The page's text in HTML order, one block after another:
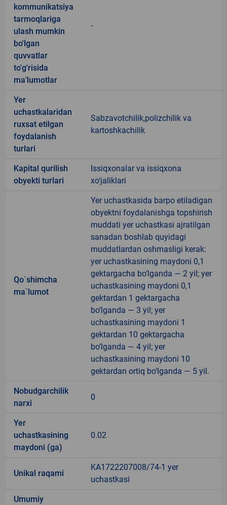
kommunikatsiya
tarmoqlariga
ulash mumkin
bo'lgan
quvvatlar
to'g'risida
ma'lumotlar
-
Yer
uchastkalaridan
ruxsat etilgan
foydalanish
turlari
Sabzavotchilik,polizchilik va
kartoshkachilik
Kapital qurilish
obyekti turlari
Issiqxonalar va issiqxona
xo‘jaliklari
Qo`shimcha
ma`lumot
Yer uchastkasida barpo etiladigan
obyektni foydalanishga topshirish
muddati yer uchastkasi ajratilgan
sanadan boshlab quyidagi
muddatlardan oshmasligi kerak:
yer uchastkasining maydoni 0,1
gektargacha bo‘lganda — 2 yil; yer
uchastkasining maydoni 0,1
gektardan 1 gektargacha
bo‘lganda — 3 yil; yer
uchastkasining maydoni 1
gektardan 10 gektargacha
bo‘lganda — 4 yil; yer
uchastkasining maydoni 10
gektardan ortiq bo‘lganda — 5 yil.
Nobudgarchilik
narxi
0
Yer
uchastkasining
maydoni (ga)
0.02
Unikal raqami
KA1722207008/74-1 yer
uchastkasi
Umumiy